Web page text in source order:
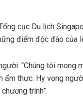
cục Du lịch
điểm độc đáo của
“Chúng tôi mong
ẩm thực. Hy vọng
trình”.